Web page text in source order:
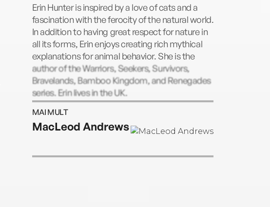
Erin Hunter is inspired by a love of cats and a
fascination with the ferocity of the natural world.
In addition to having great respect for nature in
all its forms, Erin enjoys creating rich mythical
explanations for animal behavior. She is the
author of the Warriors, Seekers, Survivors,
Bravelands, Bamboo Kingdom, and Renegades
series. Erin lives in the UK.
MAI MULT
MacLeod Andrews